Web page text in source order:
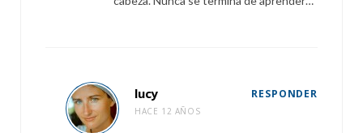
lucy
HACE 12 AÑOS
RESPONDER